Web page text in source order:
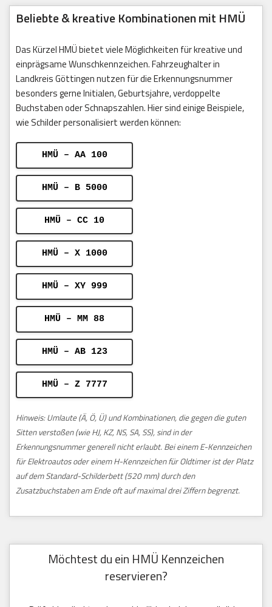
Beliebte & kreative Kombinationen mit HMÜ
Das Kürzel HMÜ bietet viele Möglichkeiten für kreative und
einprägsame Wunschkennzeichen. Fahrzeughalter in
Landkreis Göttingen nutzen für die Erkennungsnummer
besonders gerne Initialen, Geburtsjahre, verdoppelte
Buchstaben oder Schnapszahlen. Hier sind einige Beispiele,
wie Schilder personalisiert werden können:
HMÜ – AA 100
HMÜ – B 5000
HMÜ – CC 10
HMÜ – X 1000
HMÜ – XY 999
HMÜ – MM 88
HMÜ – AB 123
HMÜ – Z 7777
Hinweis: Umlaute (Ä, Ö, Ü) und Kombinationen, die gegen die guten
Sitten verstoßen (wie HJ, KZ, NS, SA, SS), sind in der
Erkennungsnummer generell nicht erlaubt. Bei einem E-Kennzeichen
für Elektroautos oder einem H-Kennzeichen für Oldtimer ist der Platz
auf dem Standard-Schilderbett (520 mm) durch den
Zusatzbuchstaben am Ende oft auf maximal drei Ziffern begrenzt.
Möchtest du ein HMÜ Kennzeichen
reservieren?